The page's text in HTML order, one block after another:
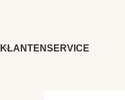
KLANTENSERVICE